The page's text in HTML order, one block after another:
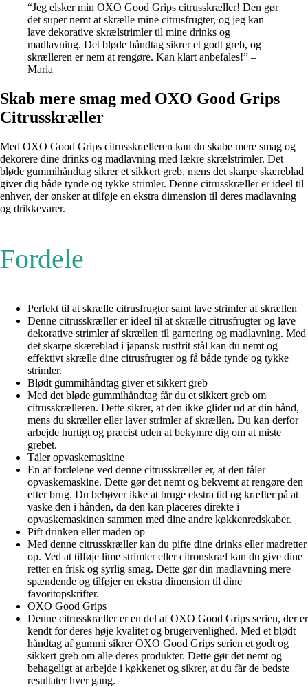
“Jeg elsker min OXO Good Grips citrusskræller! Den gør
det super nemt at skrælle mine citrusfrugter, og jeg kan
lave dekorative skrælstrimler til mine drinks og
madlavning. Det bløde håndtag sikrer et godt greb, og
skrælleren er nem at rengøre. Kan klart anbefales!” –
Maria
Skab mere smag med OXO Good Grips
Citrusskræller
Med OXO Good Grips citrusskrælleren kan du skabe mere smag og
dekorere dine drinks og madlavning med lækre skrælstrimler. Det
bløde gummihåndtag sikrer et sikkert greb, mens det skarpe skæreblad
giver dig både tynde og tykke strimler. Denne citrusskræller er ideel til
enhver, der ønsker at tilføje en ekstra dimension til deres madlavning
og drikkevarer.
Fordele
Perfekt til at skrælle citrusfrugter samt lave strimler af skrællen
Denne citrusskræller er ideel til at skrælle citrusfrugter og lave
dekorative strimler af skrællen til garnering og madlavning. Med
det skarpe skæreblad i japansk rustfrit stål kan du nemt og
effektivt skrælle dine citrusfrugter og få både tynde og tykke
strimler.
Blødt gummihåndtag giver et sikkert greb
Med det bløde gummihåndtag får du et sikkert greb om
citrusskrælleren. Dette sikrer, at den ikke glider ud af din hånd,
mens du skræller eller laver strimler af skrællen. Du kan derfor
arbejde hurtigt og præcist uden at bekymre dig om at miste
grebet.
Tåler opvaskemaskine
En af fordelene ved denne citrusskræller er, at den tåler
opvaskemaskine. Dette gør det nemt og bekvemt at rengøre den
efter brug. Du behøver ikke at bruge ekstra tid og kræfter på at
vaske den i hånden, da den kan placeres direkte i
opvaskemaskinen sammen med dine andre køkkenredskaber.
Pift drinken eller maden op
Med denne citrusskræller kan du pifte dine drinks eller madretter
op. Ved at tilføje lime strimler eller citronskræl kan du give dine
retter en frisk og syrlig smag. Dette gør din madlavning mere
spændende og tilføjer en ekstra dimension til dine
favoritopskrifter.
OXO Good Grips
Denne citrusskræller er en del af OXO Good Grips serien, der er
kendt for deres høje kvalitet og brugervenlighed. Med et blødt
håndtag af gummi sikrer OXO Good Grips serien et godt og
sikkert greb om alle deres produkter. Dette gør det nemt og
behageligt at arbejde i køkkenet og sikrer, at du får de bedste
resultater hver gang.